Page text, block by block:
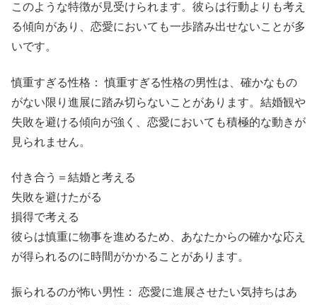
このような特徴が見受けられます。彼らは行動よりも考え
る傾向があり、恋愛においても一歩踏み出せないことが多
いです。
慎重すぎる性格： 慎重すぎる性格の男性は、確かなもの
がない限り進展に踏み切らないことがあります。結婚観や
失敗を避ける傾向が強く、恋愛においても積極的な動きが
見られません。
付き合う＝結婚と考える
失敗を避けたがる
損得で考える
彼らは慎重に物事を進めるため、あなたからの確かな応え
が得られるのに時間がかかることがあります。
振られるのが怖い男性： 恋愛に進展させたい気持ちはあ